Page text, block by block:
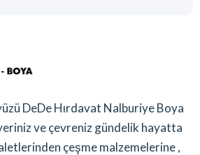
DeDe Hırdavat Nalburiye Boya
ve çevreniz gündelik hayatta
çeşme malzemelerine ,